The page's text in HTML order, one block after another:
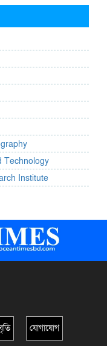
Technology
Institute
যোগাযোগ